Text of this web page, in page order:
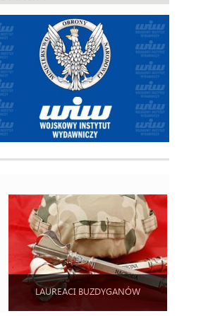
LAUREACI BUZDYGANÓW